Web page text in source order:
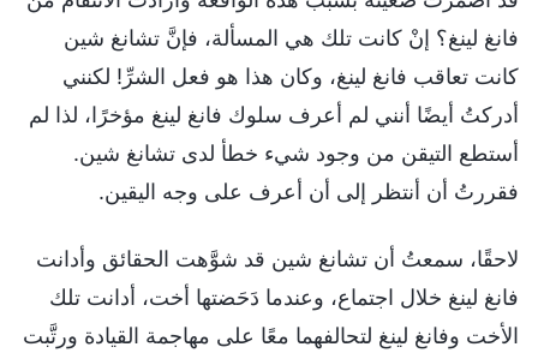
فانغ لينغ؟ إنْ كانت تلك هي المسألة، فإنَّ تشانغ شين
كانت تعاقب فانغ لينغ، وكان هذا هو فعل الشرِّ! لكنني
أدركتُ أيضًا أنني لم أعرف سلوك فانغ لينغ مؤخرًا، لذا لم
أستطع التيقن من وجود شيء خطأ لدى تشانغ شين.
فقررتُ أن أنتظر إلى أن أعرف على وجه اليقين.
لاحقًا، سمعتُ أن تشانغ شين قد شوَّهت الحقائق وأدانت
فانغ لينغ خلال اجتماع، وعندما دَحَضتها أخت، أدانت تلك
الأخت وفانغ لينغ لتحالفهما معًا على مهاجمة القيادة ورتَّبت